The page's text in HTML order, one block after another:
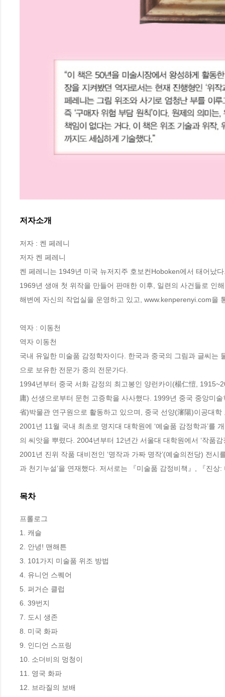
저자소개
저자 : 켄 페레니
저자 켄 페레니
켄 페레니는 1949년 미국 뉴저지주 호보컨Hoboken에서 태어났
1969년 생애 첫 위작을 만들어 판매한 이후, 일련의 사건들로 인
해변에 자신의 작업실을 운영하고 있고, www.kenperenyi.com을
역자 : 이동천
역자 이동천
국내 유일한 미술품 감정학자이다. 한국과 중국의 그림과 글씨
으로 보유한 전문가 중의 전문가다.
1994년부터 중국 서화 감정의 최고봉인 양런카이(楊仁愷,
庸) 선생으로부터 문헌 고증학을 사사했다. 1999년 중국 중앙미
省)박물관 연구원으로 활동하고 있으며, 중국 선양(瀋陽)이공대학
2001년 11월 국내 최초로 명지대 대학원에 ‘예술품 감정학과’를
의 씨앗을 뿌렸다. 2004년부터 12년간 서울대 대학원에서 ‘작품
2001년 진위 작품 대비전인 ‘명작과 가짜 명작’(예술의전당) 전
과 천기누설’을 연재했다. 저서로는 『미술품 감정비책』, 『진상
목차
프롤로그
1. 캐슬
2. 안녕! 맨해튼
3. 101가지 미술품 위조 방법
4. 유니언 스퀘어
5. 퍼거슨 클럽
6. 39번지
7. 도시 생존
8. 미국 화파
9. 인디언 스프링
10. 소더비의 멍청이
11. 영국 화파
12. 브라질의 보배